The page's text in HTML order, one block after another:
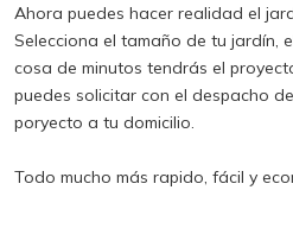
Ahora puedes hacer realidad el
Selecciona el tamaño de tu jardín,
cosa de minutos tendrás el
puedes solicitar con el despacho
poryecto a tu domicilio.
Todo mucho más rapido, fácil y